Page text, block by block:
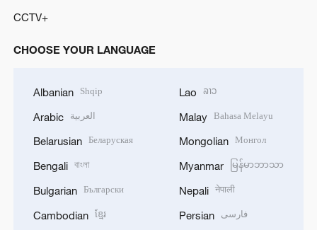
CCTV+
CHOOSE YOUR LANGUAGE
Albanian Shqip
Arabic العربية
Belarusian Беларуская
Bengali বাংলা
Bulgarian Български
Cambodian ខ្មែរ
Lao ລາວ
Malay Bahasa Melayu
Mongolian Монгол
Myanmar မြန်မာဘာသာ
Nepali नेपाली
Persian فارسی